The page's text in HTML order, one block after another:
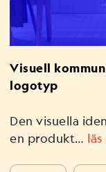
Visuell
logotyp
Den visuella
en produkt… läs